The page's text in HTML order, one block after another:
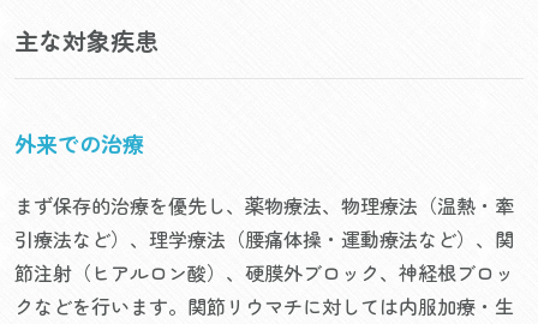
主な対象疾患
外来での治療
まず保存的治療を優先し、薬物療法、物理療法（温熱・牽
引療法など）、理学療法（腰痛体操・運動療法など）、関
節注射（ヒアルロン酸）、硬膜外ブロック、神経根ブロッ
クなどを行います。関節リウマチに対しては内服加療・生